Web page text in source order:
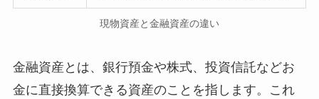
現物資産と金融資産の違い
金融資産とは、銀行預金や株式、投資信託などお
金に直接換算できる資産のことを指します。これ